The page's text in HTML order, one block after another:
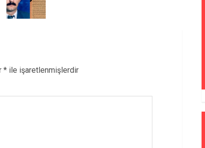
* ile işaretlenmişlerdir